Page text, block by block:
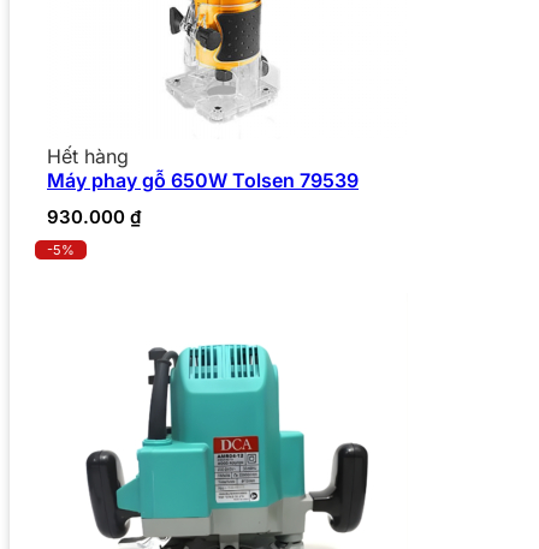
Hết hàng
Máy phay gỗ 650W Tolsen 79539
930.000 ₫
-5%